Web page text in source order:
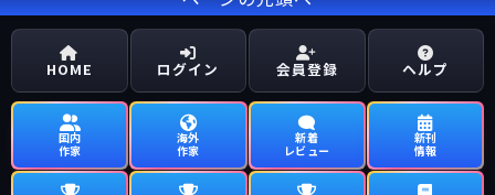
HOME ログイン 会員登録 ヘルプ
国内
作家
海外
作家
新着
レビュー
新刊
情報